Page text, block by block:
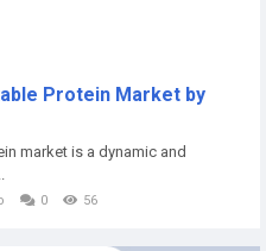
Protein Market by
market is a dynamic and
0 56